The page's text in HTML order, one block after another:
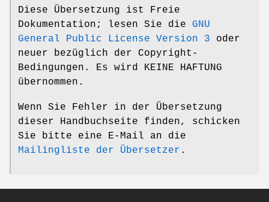
Diese Übersetzung ist Freie
Dokumentation; lesen Sie die GNU
General Public License Version 3 oder
neuer bezüglich der Copyright-
Bedingungen. Es wird KEINE HAFTUNG
übernommen.
Wenn Sie Fehler in der Übersetzung
dieser Handbuchseite finden, schicken
Sie bitte eine E-Mail an die
Mailingliste der Übersetzer .